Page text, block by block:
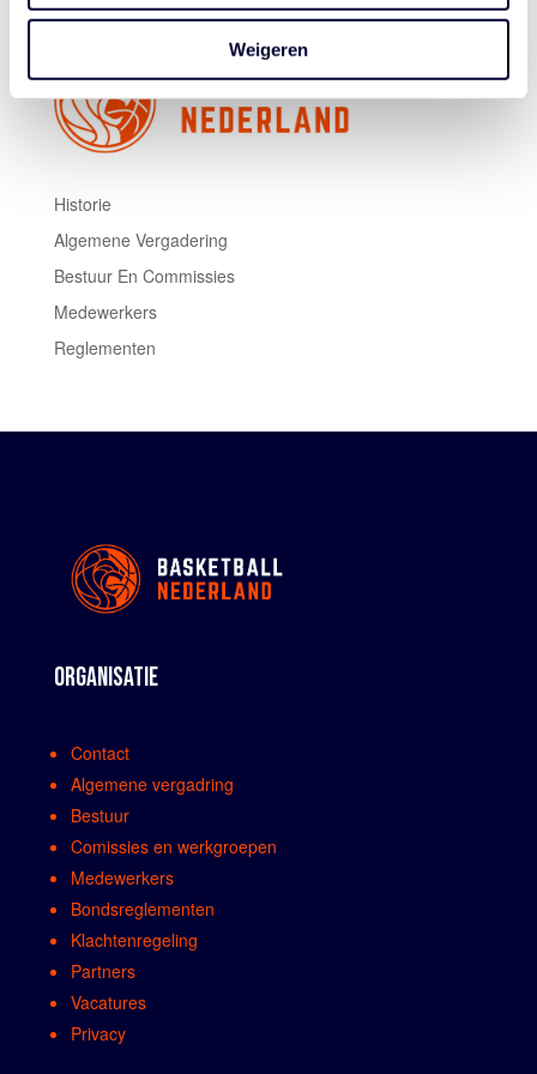
Weigeren
Historie
Algemene Vergadering
Bestuur En Commissies
Medewerkers
Reglementen
ORGANISATIE
Contact
Algemene vergadring
Bestuur
Comissies en werkgroepen
Medewerkers
Bondsreglementen
Klachtenregeling
Partners
Vacatures
Privacy